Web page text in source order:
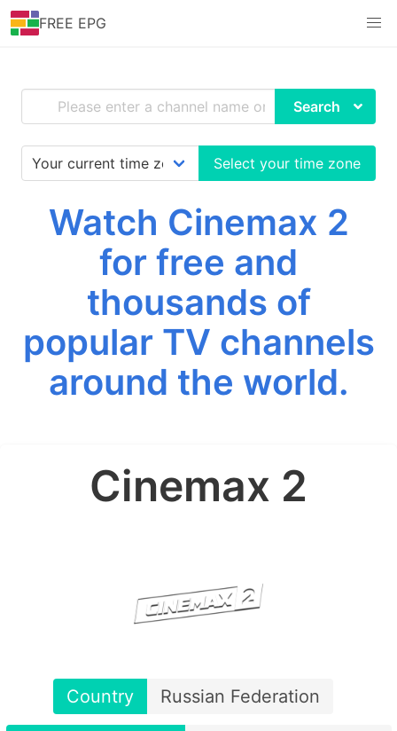
FREE EPG
Search
Select your time zone
Watch Cinemax 2
for free and
thousands of
popular TV channels
around the world.
Cinemax 2
Country Russian Federation